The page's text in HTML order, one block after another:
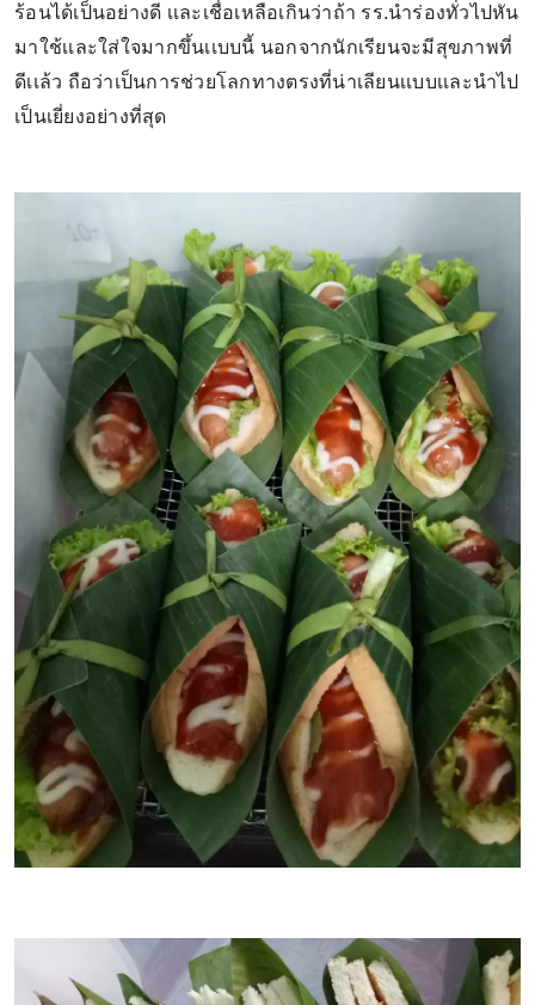
ร้อนได้เป็นอย่างดี เเละเชื่อเหลือเกินว่าถ้า รร.นำร่องทั่วไปหัน
มาใช้เเละใส่ใจมากขึ้นเเบบนี้ นอกจากนักเรียนจะมีสุขภาพที่
ดีเเล้ว ถือว่าเป็นการช่วยโลกทางตรงที่น่าเลียนเเบบเเละนำไป
เป็นเยี่ยงอย่างที่สุด